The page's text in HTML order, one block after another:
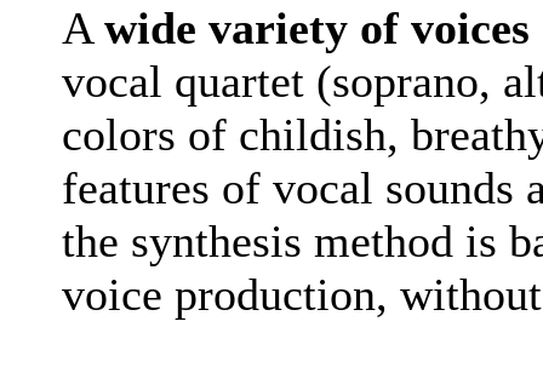
A wide variety of voices
vocal quartet (soprano,
colors of childish,
features of vocal sounds
the synthesis method is
voice production,